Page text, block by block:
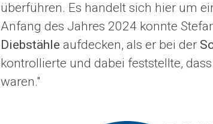
überführen. Es handelt sich hier um
Anfang des Jahres 2024 konnte
Diebstähle aufdecken, als er bei der
kontrollierte und dabei feststellte, dass
waren."